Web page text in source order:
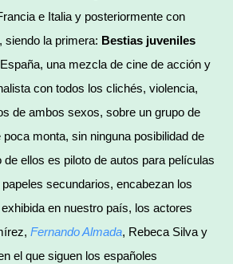
e Italia y posteriormente con
siendo la primera: Bestias juveniles
una mezcla de cine de acción y
con todos los clichés, violencia,
de ambos sexos, sobre un grupo de
monta, sin ninguna posibilidad de
de ellos es piloto de autos para películas
secundarios, encabezan los
en nuestro país, los actores
Fernando Almada, Rebeca Silva y
el que siguen los españoles